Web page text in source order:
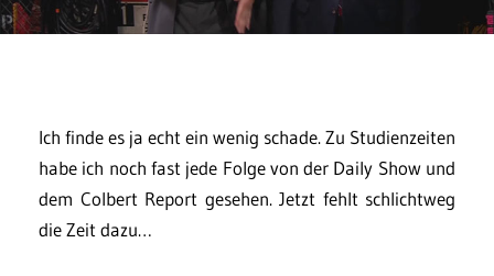
Ich finde es ja echt ein wenig schade. Zu Studienzeiten
habe ich noch fast jede Folge von der Daily Show und
dem Colbert Report gesehen. Jetzt fehlt schlichtweg
die Zeit dazu…